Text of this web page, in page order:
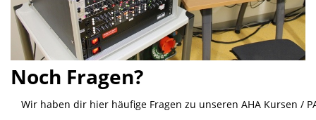
Noch Fragen?
Wir haben dir hier häufige Fragen zu unseren AHA Kursen /